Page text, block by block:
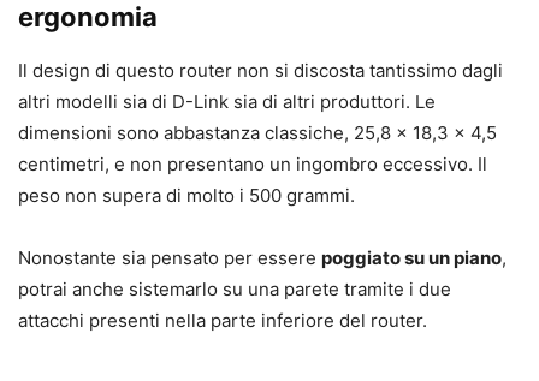
ergonomia
Il design di questo router non si discosta tantissimo dagli
altri modelli sia di D-Link sia di altri produttori. Le
dimensioni sono abbastanza classiche, 25,8 x 18,3 x 4,5
centimetri, e non presentano un ingombro eccessivo. Il
peso non supera di molto i 500 grammi.
Nonostante sia pensato per essere poggiato su un piano,
potrai anche sistemarlo su una parete tramite i due
attacchi presenti nella parte inferiore del router.